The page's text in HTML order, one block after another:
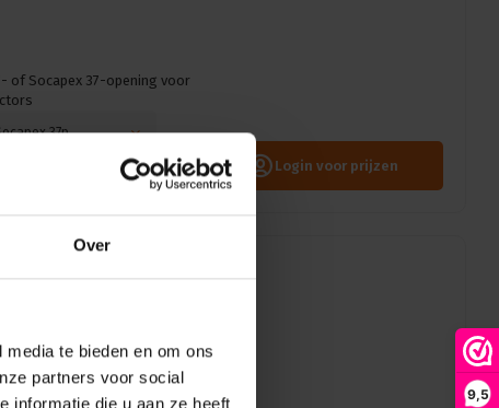
Over
te bieden en om ons
partners voor social
informatie die u aan ze heeft
9,5
of Socapex 37-opening voor
37p
Login voor prijzen
| t.b.v 4x 12ch